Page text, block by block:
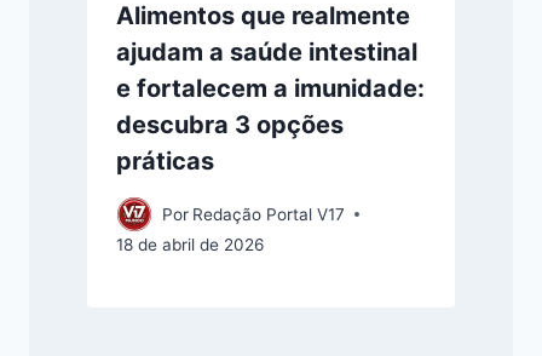
Alimentos que realmente
ajudam a saúde intestinal
e fortalecem a imunidade:
descubra 3 opções
práticas
Por Redação Portal V17
18 de abril de 2026